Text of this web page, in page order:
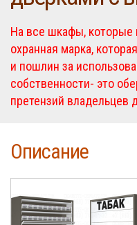
На все шкафы,
охранная марка,
и пошлин за
собственности- это
претензий владельцев
Описание